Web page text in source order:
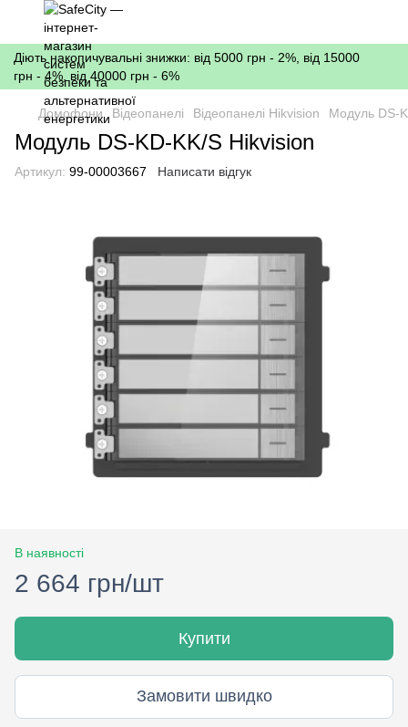
Діють накопичувальні знижки: від 5000 грн - 2%, від 15000
грн - 4%, від 40000 грн - 6%
Домофони Відеопанелі Відеопанелі Hikvision Модуль DS-
Модуль DS-KD-KK/S Hikvision
Артикул: 99-00003667 Написати відгук
В наявності
2 664 грн/шт
Купити
Замовити швидко